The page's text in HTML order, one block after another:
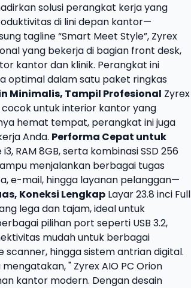
solusi perangkat kerja yang
di lini depan kantor—
tagline “Smart Meet Style”, Zyrex
yang bekerja di bagian front desk,
kantor dan klinik. Perangkat ini
optimal dalam satu paket ringkas
Minimalis, Tampil Profesional Zyrex
untuk interior kantor yang
hemat tempat, perangkat ini juga
Anda. Performa Cepat untuk
RAM 8GB, serta kombinasi SSD 256
menjalankan berbagai tugas
e-mail, hingga layanan pelanggan—
Koneksi LengkapLayar 23.8 inci Full
lega dan tajam, ideal untuk
pilihan port seperti USB 3.2,
mudah untuk berbagai
hingga sistem antrian digital.
" Zyrex AIO PC Orion
kantor modern. Dengan desain